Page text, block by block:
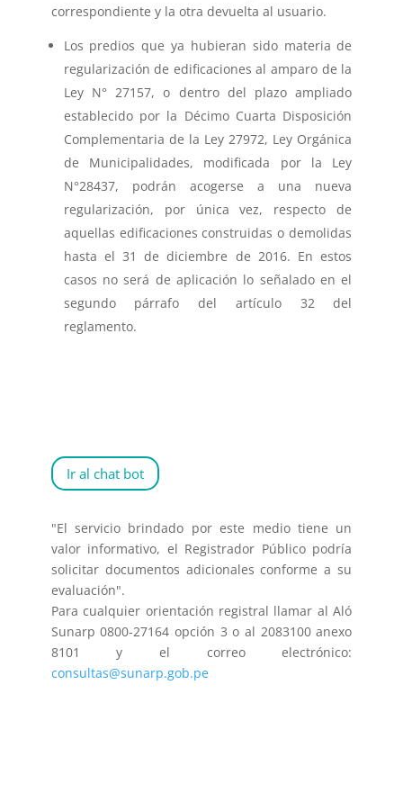
correspondiente y la otra devuelta al usuario.
Los predios que ya hubieran sido materia de
regularización de edificaciones al amparo de la
Ley N° 27157, o dentro del plazo ampliado
establecido por la Décimo Cuarta Disposición
Complementaria de la Ley 27972, Ley Orgánica
de Municipalidades, modificada por la Ley
N°28437, podrán acogerse a una nueva
regularización, por única vez, respecto de
aquellas edificaciones construidas o demolidas
hasta el 31 de diciembre de 2016. En estos
casos no será de aplicación lo señalado en el
segundo párrafo del artículo 32 del
reglamento.
Ir al chat bot
"El servicio brindado por este medio tiene un
valor informativo, el Registrador Público podría
solicitar documentos adicionales conforme a su
evaluación".
Para cualquier orientación registral llamar al Aló
Sunarp 0800-27164 opción 3 o al 2083100 anexo
8101 y el correo electrónico:
consultas@sunarp.gob.pe